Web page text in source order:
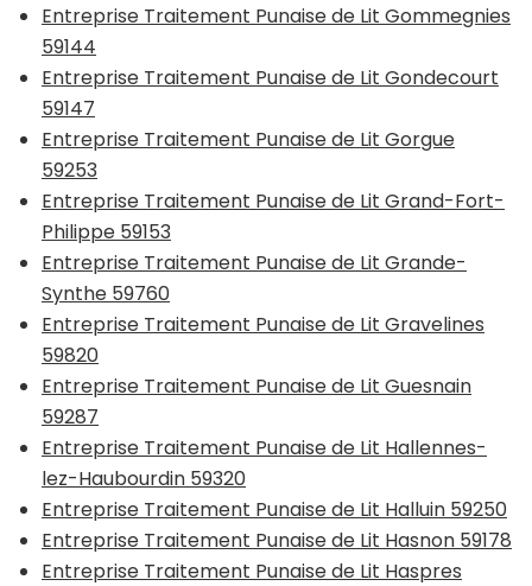
Entreprise Traitement Punaise de Lit Gommegnies
59144
Entreprise Traitement Punaise de Lit Gondecourt
59147
Entreprise Traitement Punaise de Lit Gorgue
59253
Entreprise Traitement Punaise de Lit Grand-Fort-
Philippe 59153
Entreprise Traitement Punaise de Lit Grande-
Synthe 59760
Entreprise Traitement Punaise de Lit Gravelines
59820
Entreprise Traitement Punaise de Lit Guesnain
59287
Entreprise Traitement Punaise de Lit Hallennes-
lez-Haubourdin 59320
Entreprise Traitement Punaise de Lit Halluin 59250
Entreprise Traitement Punaise de Lit Hasnon 59178
Entreprise Traitement Punaise de Lit Haspres